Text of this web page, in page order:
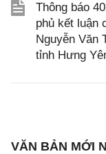
Thông báo
phủ kết luận
Nguyễn Văn
tỉnh Hưng
VĂN BẢN MỚI